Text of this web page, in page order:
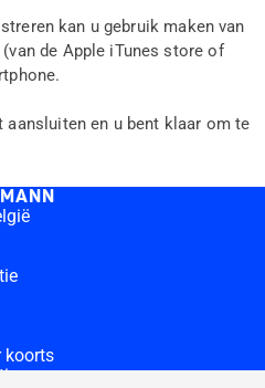
kan u gebruik maken van
de Apple iTunes store of
aansluiten en u bent klaar om te
koorts